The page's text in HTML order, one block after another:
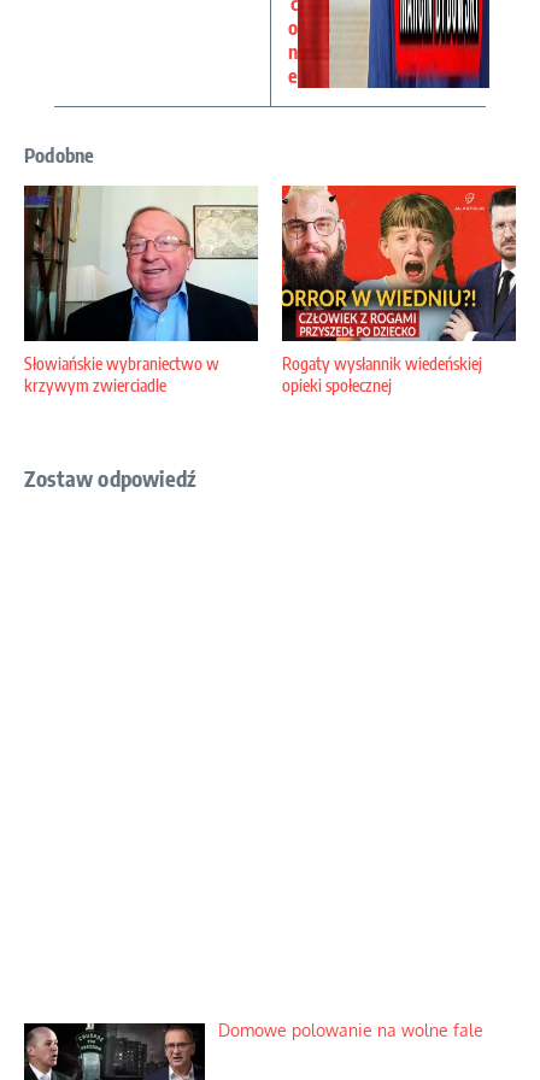
o
n
e
Podobne
Słowiańskie wybraniectwo w
krzywym zwierciadle
Rogaty wysłannik wiedeńskiej
opieki społecznej
Zostaw odpowiedź
Domowe polowanie na wolne fale